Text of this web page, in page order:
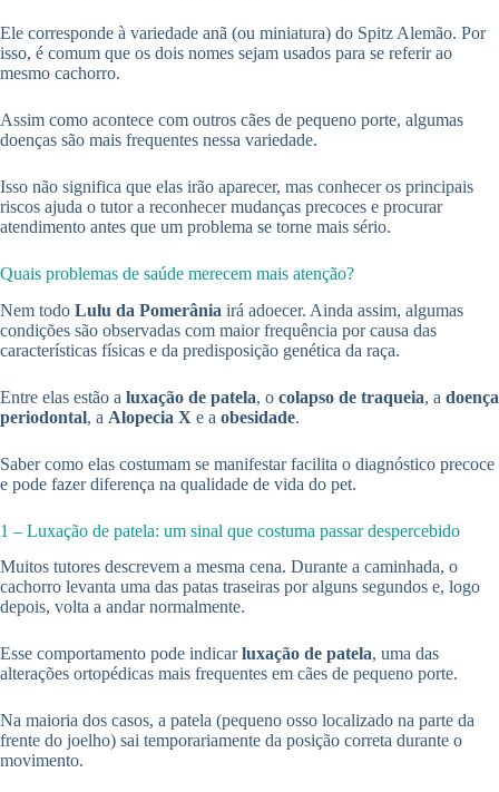
Ele corresponde à variedade anã (ou miniatura) do Spitz Alemão. Por
isso, é comum que os dois nomes sejam usados para se referir ao
mesmo cachorro.
Assim como acontece com outros cães de pequeno porte, algumas
doenças são mais frequentes nessa variedade.
Isso não significa que elas irão aparecer, mas conhecer os principais
riscos ajuda o tutor a reconhecer mudanças precoces e procurar
atendimento antes que um problema se torne mais sério.
Quais problemas de saúde merecem mais atenção?
Nem todo Lulu da Pomerânia irá adoecer. Ainda assim, algumas
condições são observadas com maior frequência por causa das
características físicas e da predisposição genética da raça.
Entre elas estão a luxação de patela, o colapso de traqueia, a doença
periodontal, a Alopecia X e a obesidade.
Saber como elas costumam se manifestar facilita o diagnóstico precoce
e pode fazer diferença na qualidade de vida do pet.
1 – Luxação de patela: um sinal que costuma passar despercebido
Muitos tutores descrevem a mesma cena. Durante a caminhada, o
cachorro levanta uma das patas traseiras por alguns segundos e, logo
depois, volta a andar normalmente.
Esse comportamento pode indicarluxação de patela, uma das
alterações ortopédicas mais frequentes em cães de pequeno porte.
Na maioria dos casos, a patela (pequeno osso localizado na parte da
frente do joelho) sai temporariamente da posição correta durante o
movimento.